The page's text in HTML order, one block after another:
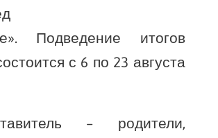
Подведение итогов
с 6 по 23 августа
– родители,